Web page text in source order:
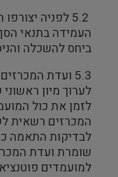
5.2 לפניה
העמידה בתנאי
ביחס להשכלה
5.3 ועדת
לערוך מיון
לזמן את כול
המכרזים רשאית
לבדיקות התאמה
שומרת ועדת
למועמדים